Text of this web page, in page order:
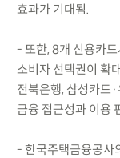
효과가 기대됨.
- 또한, 8개 신용카
소비자 선택권이 확
전북은행, 삼성카드
금융 접근성과 이용
- 한국주택금융공사